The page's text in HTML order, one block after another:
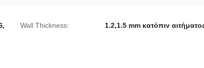
Wall Thickness: 1.2,1.5 mm κατόπιν